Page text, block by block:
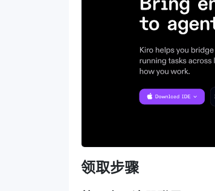
领取步骤